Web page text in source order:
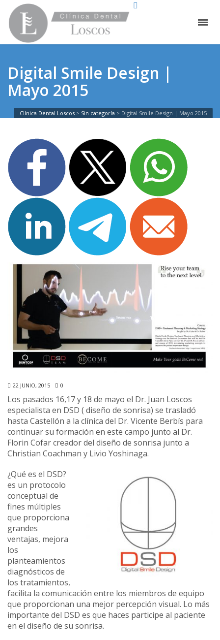
Digital Smile Design |
Mayo 2015
Clínica Dental Loscos > Sin categoría > Digital Smile Design | Mayo 2015
22 JUNIO, 2015 0
Los pasados 16,17 y 18 de mayo el Dr. Juan Loscos
especialista en DSD ( diseño de sonrisa) se trasladó
hasta Castellón a la clínica del Dr. Vicente Berbís para
continuar su formación en este campo junto al Dr.
Florin Cofar creador del diseño de sonrisa junto a
Christian Coachman y Livio Yoshinaga.
¿Qué es el DSD?
es un protocolo
conceptual de
fines múltiples
que proporciona
grandes
ventajas, mejora
los
planteamientos
diagnósticos de
los tratamientos,
facilita la comunicación entre los miembros de equipo
que proporcionan una mejor percepción visual. Lo más
importante del DSD es que haces participe al paciente
en el diseño de su sonrisa.